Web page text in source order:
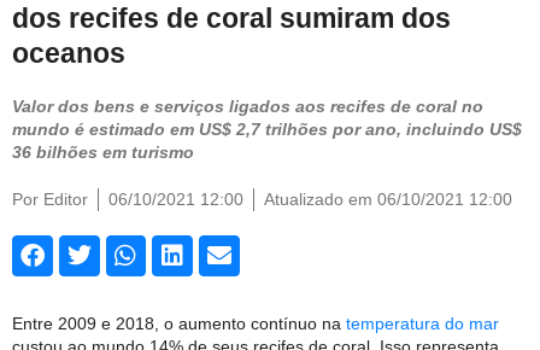
dos recifes de coral sumiram dos
oceanos
Valor dos bens e serviços ligados aos recifes de coral no
mundo é estimado em US$ 2,7 trilhões por ano, incluindo US$
36 bilhões em turismo
Por Editor 06/10/2021 12:00 Atualizado em 06/10/2021 12:00
Entre 2009 e 2018, o aumento contínuo na temperatura do mar